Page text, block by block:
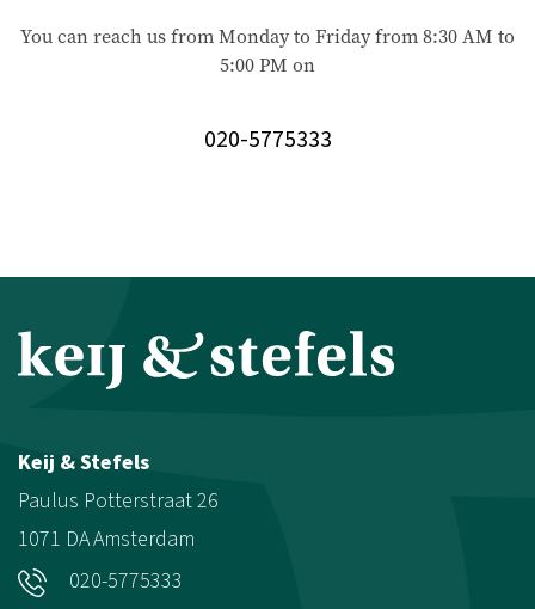
You can reach us from Monday to Friday from 8:30 AM to
5:00 PM on
020-5775333
Keij & Stefels
Paulus Potterstraat 26
1071 DAAmsterdam
020-5775333